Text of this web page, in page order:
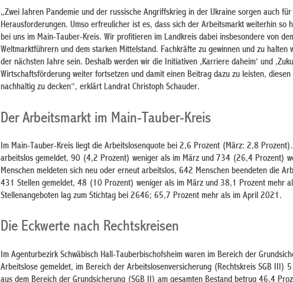
„Zwei Jahren Pandemie und der russische Angriffskrieg in der Ukraine sorgen auch
Herausforderungen. Umso erfreulicher ist es, dass sich der Arbeitsmarkt weiterhin so
bei uns im Main-Tauber-Kreis. Wir profitieren im Landkreis dabei insbesondere von
Weltmarktführern und dem starken Mittelstand. Fachkräfte zu gewinnen und zu halten
der nächsten Jahre sein. Deshalb werden wir die Initiativen ‚Karriere daheim‘ und
Wirtschaftsförderung weiter fortsetzen und damit einen Beitrag dazu zu leisten,
nachhaltig zu decken“, erklärt Landrat Christoph Schauder.
Der Arbeitsmarkt im Main-Tauber-Kreis
Im Main-Tauber-Kreis liegt die Arbeitslosenquote bei 2,6 Prozent (März: 2,8
arbeitslos gemeldet, 90 (4,2 Prozent) weniger als im März und 734 (26,4 Prozent)
Menschen meldeten sich neu oder erneut arbeitslos, 642 Menschen beendeten die
431 Stellen gemeldet, 48 (10 Prozent) weniger als im März und 38,1 Prozent mehr
Stellenangeboten lag zum Stichtag bei 2646; 65,7 Prozent mehr als im April 2021.
Die Eckwerte nach Rechtskreisen
Im Agenturbezirk Schwäbisch Hall-Tauberbischofsheim waren im Bereich der
Arbeitslose gemeldet, im Bereich der Arbeitslosenversicherung (Rechtskreis SGB III)
aus dem Bereich der Grundsicherung (SGB II) am gesamten Bestand betrug 46,4